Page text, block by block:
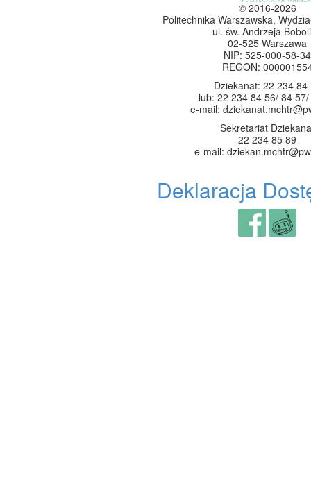
© 2016-2026
Politechnika Warszawska,
ul. św. Andrzeja
02-525 Warszawa
NIP: 525-000-58-34
REGON:
Dziekanat: 22 234 84
lub: 22 234 84 56/ 84
e-mail:
Sekretariat
22 234 85 89
e-mail:
Deklaracja